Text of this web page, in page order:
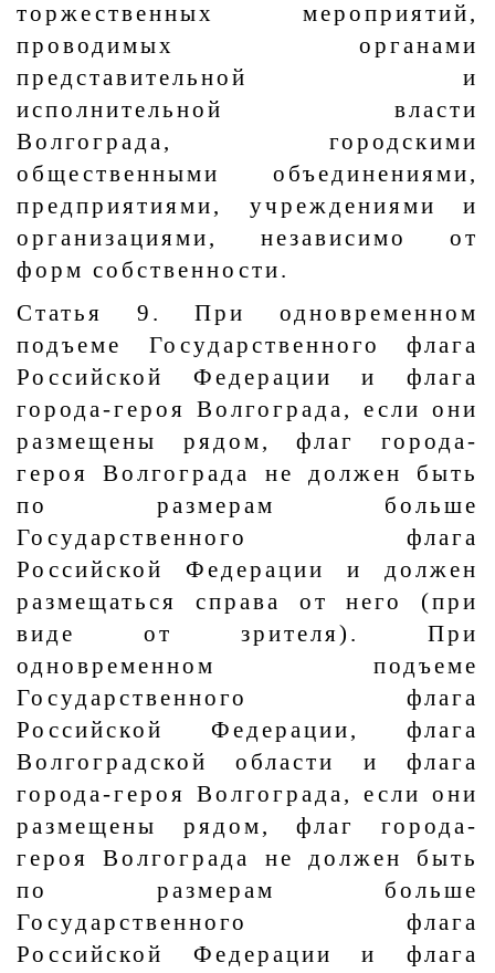
торжественных мероприятий,
проводимых органами
представительной и
исполнительной власти
Волгограда, городскими
общественными объединениями,
предприятиями, учреждениями и
организациями, независимо от
форм собственности.
Статья 9. При одновременном
подъеме Государственного флага
Российской Федерации и флага
города-героя Волгограда, если они
размещены рядом, флаг города-
героя Волгограда не должен быть
по размерам больше
Государственного флага
Российской Федерации и должен
размещаться справа от него (при
виде от зрителя). При
одновременном подъеме
Государственного флага
Российской Федерации, флага
Волгоградской области и флага
города-героя Волгограда, если они
размещены рядом, флаг города-
героя Волгограда не должен быть
по размерам больше
Государственного флага
Российской Федерации и флага